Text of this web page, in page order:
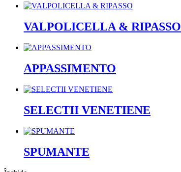
VALPOLICELLA & RIPASSO
APPASSIMENTO
SELECTII VENETIENE
SPUMANTE